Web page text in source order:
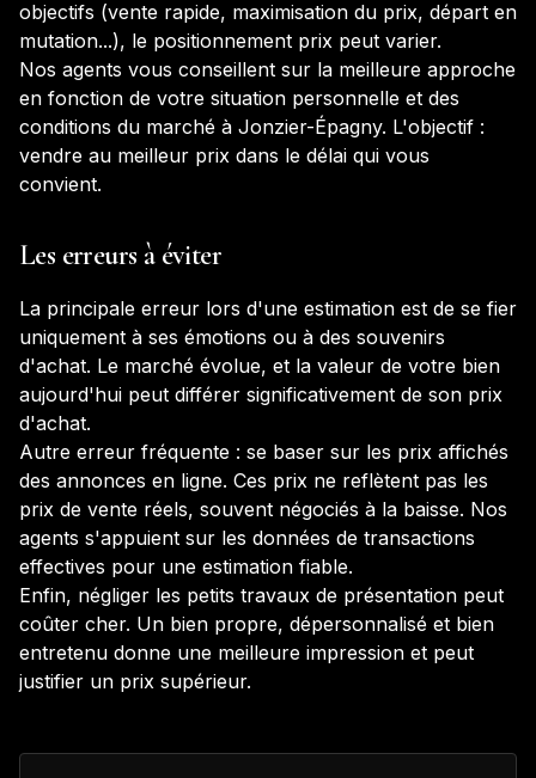
objectifs (vente rapide, maximisation du prix, départ en
mutation...), le positionnement prix peut varier.
Nos agents vous conseillent sur la meilleure approche
en fonction de votre situation personnelle et des
conditions du marché à Jonzier-Épagny. L'objectif :
vendre au meilleur prix dans le délai qui vous
convient.
Les erreurs à éviter
La principale erreur lors d'une estimation est de se fier
uniquement à ses émotions ou à des souvenirs
d'achat. Le marché évolue, et la valeur de votre bien
aujourd'hui peut différer significativement de son prix
d'achat.
Autre erreur fréquente : se baser sur les prix affichés
des annonces en ligne. Ces prix ne reflètent pas les
prix de vente réels, souvent négociés à la baisse. Nos
agents s'appuient sur les données de transactions
effectives pour une estimation fiable.
Enfin, négliger les petits travaux de présentation peut
coûter cher. Un bien propre, dépersonnalisé et bien
entretenu donne une meilleure impression et peut
justifier un prix supérieur.